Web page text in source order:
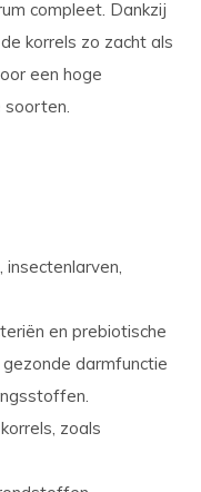
compleet. Dankzij
korrels zo zacht als
een hoge
soorten.
en prebiotische
darmfunctie
zoals